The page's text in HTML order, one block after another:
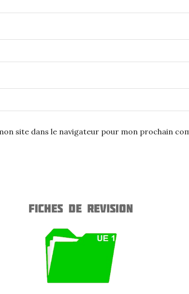
site dans le navigateur pour mon prochain